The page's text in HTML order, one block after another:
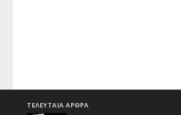
ΤΕΛΕΥΤΑΙΑ ΑΡΘΡΑ